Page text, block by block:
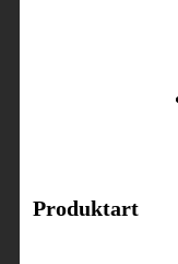
Produktart